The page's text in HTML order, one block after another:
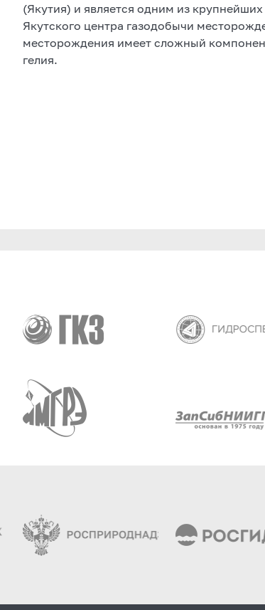
(Якутия) и является одним из
Якутского центра газодобычи
месторождения имеет сложный
гелия.